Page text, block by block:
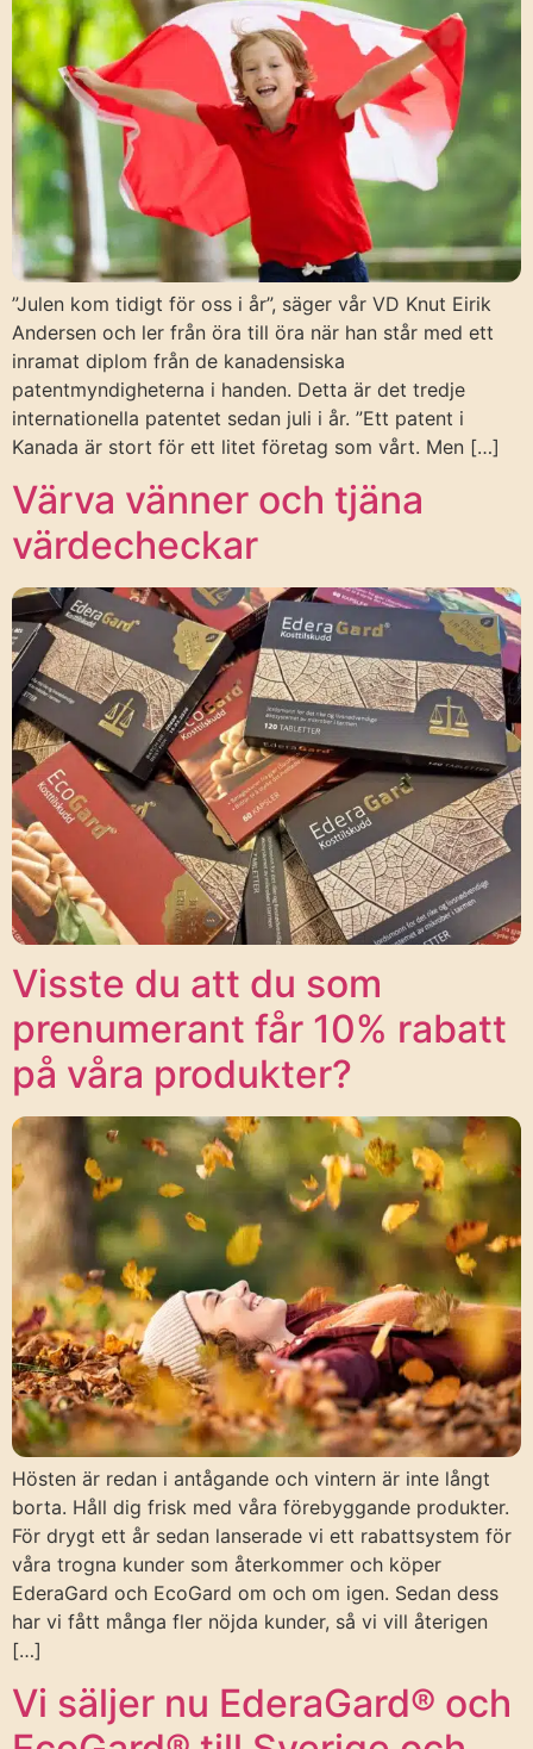
”Julen kom tidigt för oss i år”, säger vår VD Knut Eirik
Andersen och ler från öra till öra när han står med ett
inramat diplom från de kanadensiska
patentmyndigheterna i handen. Detta är det tredje
internationella patentet sedan juli i år. ”Ett patent i
Kanada är stort för ett litet företag som vårt. Men […]
Värva vänner och tjäna
värdecheckar
Visste du att du som
prenumerant får 10% rabatt
på våra produkter?
Hösten är redan i antågande och vintern är inte långt
borta. Håll dig frisk med våra förebyggande produkter.
För drygt ett år sedan lanserade vi ett rabattsystem för
våra trogna kunder som återkommer och köper
EderaGard och EcoGard om och om igen. Sedan dess
har vi fått många fler nöjda kunder, så vi vill återigen
[…]
Vi säljer nu EderaGard® och